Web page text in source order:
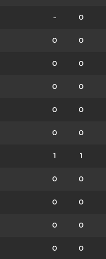
- 0
0 0
0 0
0 0
0 0
0 0
1 1
0 0
0 0
0 0
0 0